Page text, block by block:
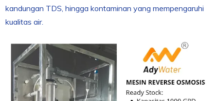
kandungan TDS, hingga kontaminan yang mempengaruhi
kualitas air.